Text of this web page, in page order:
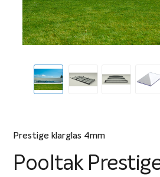
Prestige klarglas 4mm
Pooltak